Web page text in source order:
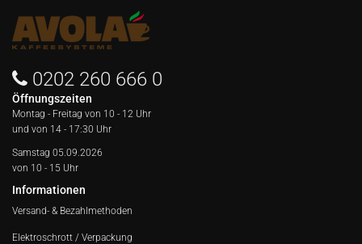
0202 260 666 0
Öffnungszeiten
Montag - Freitag von 10 - 12 Uhr
und von 14 - 17:30 Uhr
Samstag 05.09.2026
von 10 - 15 Uhr
Informationen
Versand- & Bezahlmethoden
Elektroschrott / Verpackung